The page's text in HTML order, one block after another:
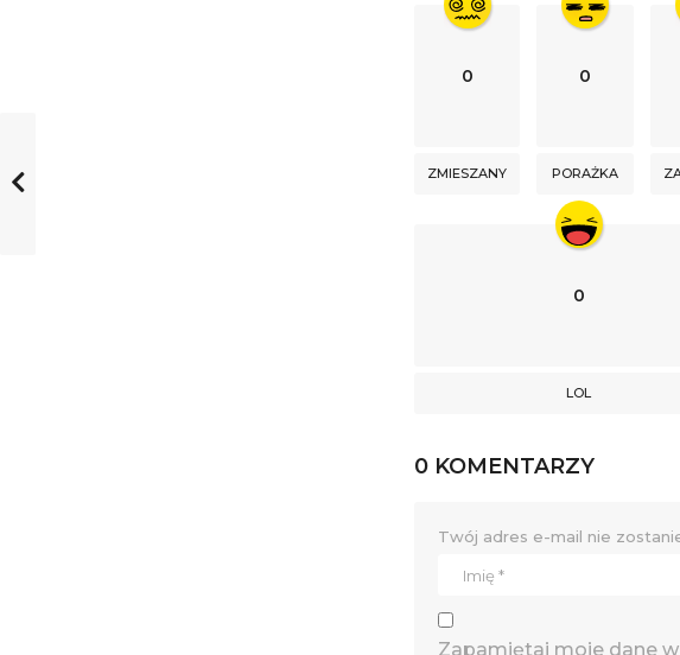
0
ZMIESZANY
0
PORAŻKA
0
LOL
0 KOMENTARZY
Twój adres e-mail nie
Zapamiętaj moje dane